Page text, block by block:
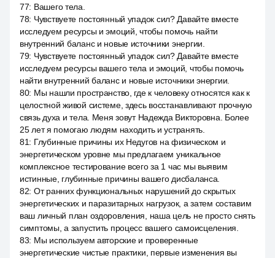
77: Вашего тела.
78: Чувствуете постоянный упадок сил? Давайте вместе
исследуем ресурсы и эмоций, чтобы помочь найти
внутренний баланс и новые источники энергии.
79: Чувствуете постоянный упадок сил? Давайте вместе
исследуем ресурсы вашего тела и эмоций, чтобы помочь
найти внутренний баланс и новые источники энергии.
80: Мы нашли пространство, где к человеку относятся как к
целостной живой системе, здесь восстанавливают прочную
связь духа и тела. Меня зовут Надежда Викторовна. Более
25 лет я помогаю людям находить и устранять.
81: Глубинные причины их Недугов на физическом и
энергетическом уровне мы предлагаем уникальное
комплексное тестирование всего за 1 час мы выявим
истинные, глубинные причины вашего дисбаланса.
82: От ранних функциональных нарушений до скрытых
энергетических и паразитарных нагрузок, а затем составим
ваш личный план оздоровления, наша цель не просто снять
симптомы, а запустить процесс вашего самоисцеления.
83: Мы используем авторские и проверенные
энергетические чистые практики, первые изменения вы